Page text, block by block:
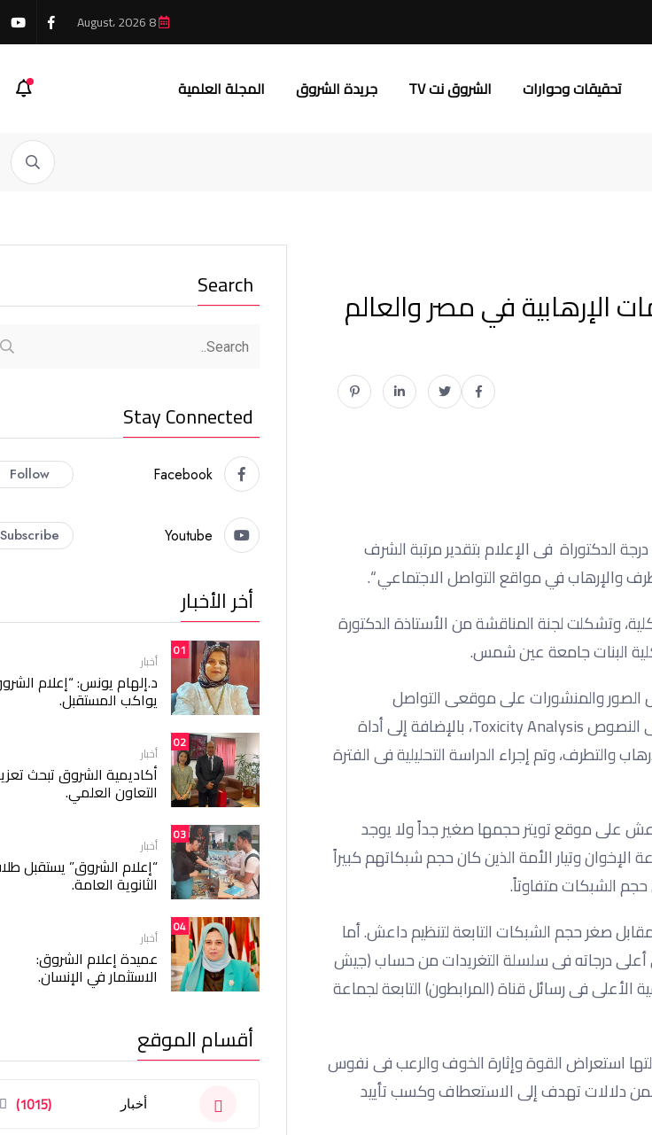
تحقيقات وحوارات الشروق نت TV جريدة الشروق المجلة العلمية
الإرهابية في مصر والعالم
الدكتوراة فى الإعلام بتقدير مرتبة الشرف
والإرهاب في مواقع التواصل الاجتماعي “.
وتشكلت لجنة المناقشة من الأستاذة الدكتورة
البنات جامعة عين شمس.
الصور والمنشورات على موقعى التواصل
الاجتماعى (تويتر وتليجرام)، وذلك باستخدام أداة التحليل الشبكى، وأداة تحليل السُمية فى النصوص Toxicity Analysis، بالإضافة إلى أداة
والتطرف، وتم إجراء الدراسة التحليلية فى الفترة
على موقع تويتر حجمها صغير جداً ولا يوجد
وتيار الأمة الذين كان حجم شبكاتهم كبيراً
الشبكات متفاوتاً.
صغر حجم الشبكات التابعة لتنظيم داعش. أما
أعلى درجاته فى سلسلة التغريدات من حساب (جيش
الأعلى فى رسائل قناة (المرابطون) التابعة لجماعة
استعراض القوة وإثارة الخوف والرعب فى نفوس
دلالات تهدف إلى الاستعطاف وكسب تأييد
Search
Stay Connected
Facebook
Follow
Youtube
Subscribe
أخر الأخبار
01
أخبار
د.إلهام يونس: “إعلام
يواكب المستقبل.
02
أخبار
أكاديمية الشروق تبحث
التعاون العلمي.
03
أخبار
“إعلام الشروق” يستقبل
الثانوية العامة.
04
أخبار
عميدة إعلام الشروق:
الاستثمار في الإنسان.
أقسام الموقع
أخبار (1015)